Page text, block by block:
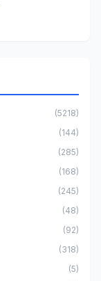
(5218)
(144)
(285)
(168)
(245)
(48)
(92)
(318)
(5)